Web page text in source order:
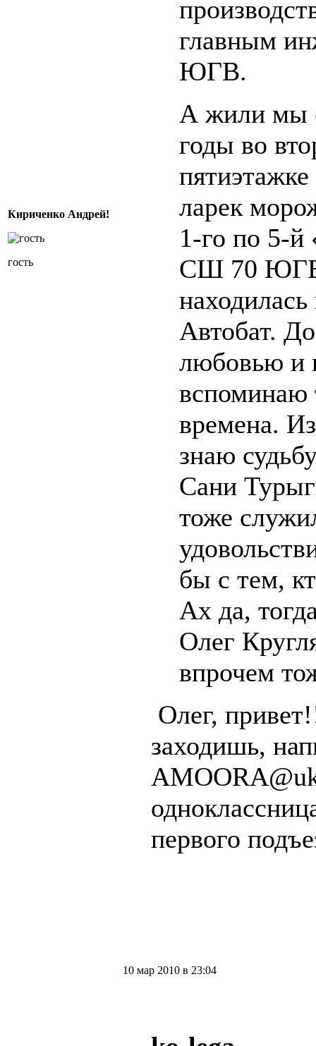
Кириченко Андрей!
гость
главным
ЮГВ.
А жили мы
годы во
ларек
1-го по 5-й
СШ 70
находилась
Автобат.
любовью и
вспоминаю
времена.
знаю
Сани
тоже
бы с тем,
Ах да,
Олег
впрочем
Олег,
заходишь,
первого
10 мар 2010 в 23:04